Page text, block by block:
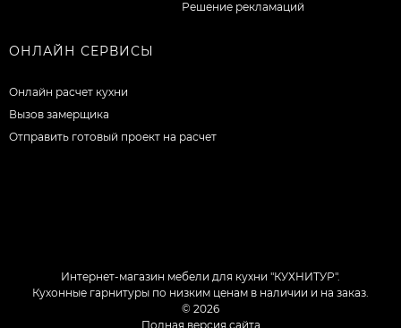
Решение рекламаций
ОНЛАЙН СЕРВИСЫ
Онлайн расчет кухни
Вызов замерщика
Отправить готовый проект на расчет
Интернет-магазин мебели для кухни "КУХНИТУР".
Кухонные гарнитуры по низким ценам в наличии и на заказ.
© 2026
Полная версия сайта